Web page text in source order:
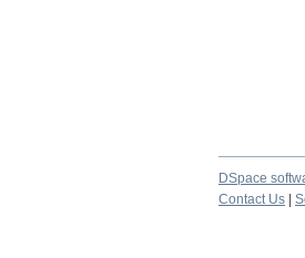
DSpace
Contact Us